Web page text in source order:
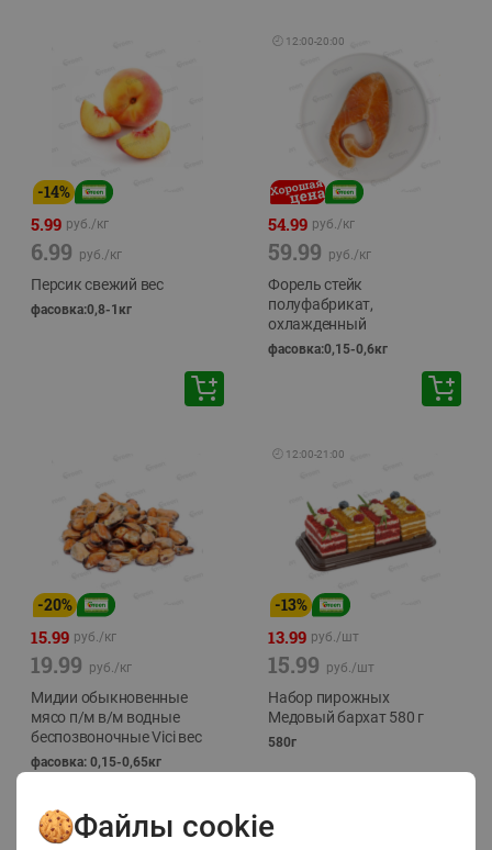
-14%
5.99 руб./кг
6.99 руб./кг
Персик свежий вес
фасовка:0,8-1кг
🕘 12:00-20:00
54.99 руб./кг
59.99 руб./кг
Форель стейк
полуфабрикат,
охлажденный
фасовка:0,15-0,6кг
-20%
15.99 руб./кг
19.99 руб./кг
Мидии обыкновенные
мясо п/м в/м водные
беспозвоночные Vici вес
фасовка: 0,15-0,65кг
🕘 12:00-21:00
-13%
13.99 руб./шт
15.99 руб./шт
Набор пирожных
Медовый бархат 580 г
580г
Файлы cookie